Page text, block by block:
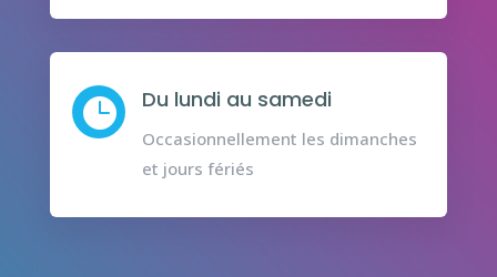
 Du lundi au samedi
Occasionnellement les dimanches
et jours fériés